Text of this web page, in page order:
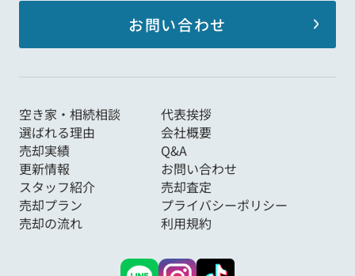
お問い合わせ
空き家・相続相談
代表挨拶
選ばれる理由
会社概要
売却実績
Q&A
更新情報
お問い合わせ
スタッフ紹介
売却査定
売却プラン
プライバシーポリシー
売却の流れ
利用規約